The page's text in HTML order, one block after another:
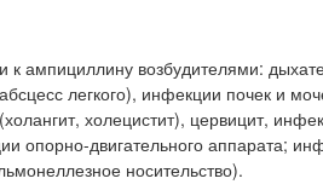
ампициллину возбудителями:
легкого), инфекции почек и
холецистит), цервицит,
двигательного аппарата;
носительство).